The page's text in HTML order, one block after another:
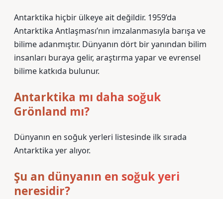
Antarktika hiçbir ülkeye ait değildir. 1959’da
Antarktika Antlaşması’nın imzalanmasıyla barışa ve
bilime adanmıştır. Dünyanın dört bir yanından bilim
insanları buraya gelir, araştırma yapar ve evrensel
bilime katkıda bulunur.
Antarktika mı daha soğuk
Grönland mı?
Dünyanın en soğuk yerleri listesinde ilk sırada
Antarktika yer alıyor.
Şu an dünyanın en soğuk yeri
neresidir?